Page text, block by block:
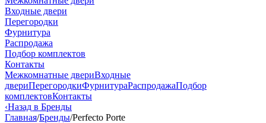
Входные двери
Перегородки
Фурнитура
Распродажа
Подбор комплектов
Контакты
Межкомнатные двериВходные
двериПерегородкиФурнитураРаспродажаПодбор
комплектовКонтакты
‹Назад в Бренды
Главная/Бренды/Perfecto Porte